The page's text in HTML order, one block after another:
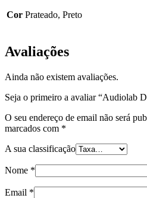
Cor Prateado, Preto
Avaliações
Ainda não existem avaliações.
Seja o primeiro a avaliar “Audiolab
O seu endereço de email não será
marcados com *
A sua classificação
Nome *
Email *